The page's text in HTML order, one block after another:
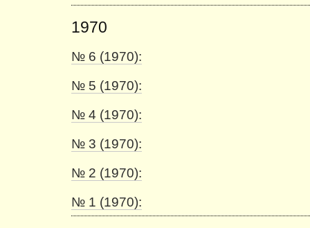
1970
№ 6 (1970):
№ 5 (1970):
№ 4 (1970):
№ 3 (1970):
№ 2 (1970):
№ 1 (1970):